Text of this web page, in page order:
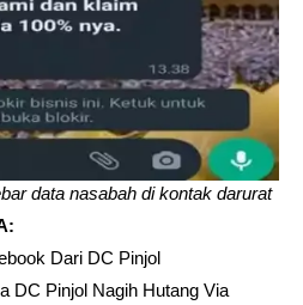
data nasabah di kontak darurat
Dari DC Pinjol
DC Pinjol Nagih Hutang Via